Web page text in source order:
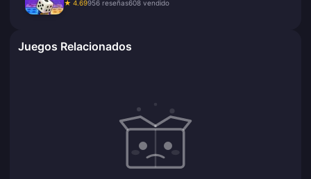
★ 4.69956 reseñas608 vendido
Juegos Relacionados